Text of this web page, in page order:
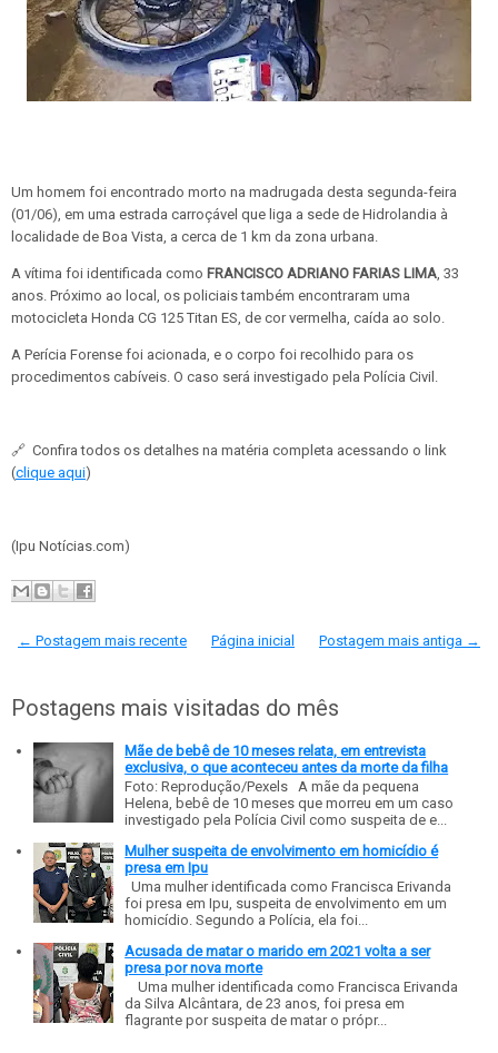
Um homem foi encontrado morto na madrugada desta segunda-feira
(01/06), em uma estrada carroçável que liga a sede de Hidrolandia à
localidade de Boa Vista, a cerca de 1 km da zona urbana.
A vítima foi identificada como FRANCISCO ADRIANO FARIAS LIMA, 33
anos. Próximo ao local, os policiais também encontraram uma
motocicleta Honda CG 125 Titan ES, de cor vermelha, caída ao solo.
A Perícia Forense foi acionada, e o corpo foi recolhido para os
procedimentos cabíveis. O caso será investigado pela Polícia Civil.
🔗 Confira todos os detalhes na matéria completa acessando o link
(clique aqui)
(Ipu Notícias.com)
← Postagem mais recente Postagem mais antiga →
Página inicial
Postagens mais visitadas do mês
Mãe de bebê de 10 meses relata, em entrevista
exclusiva, o que aconteceu antes da morte da filha
Foto: Reprodução/Pexels A mãe da pequena
Helena, bebê de 10 meses que morreu em um caso
investigado pela Polícia Civil como suspeita de e...
Mulher suspeita de envolvimento em homicídio é
presa em Ipu
Uma mulher identificada como Francisca Erivanda
foi presa em Ipu, suspeita de envolvimento em um
homicídio. Segundo a Polícia, ela foi...
Acusada de matar o marido em 2021 volta a ser
presa por nova morte
Uma mulher identificada como Francisca Erivanda
da Silva Alcântara, de 23 anos, foi presa em
flagrante por suspeita de matar o própr...